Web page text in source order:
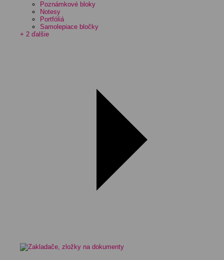
Poznámkové bloky
Notesy
Portfóliá
Samolepiace bločky
+ 2 ďalšie